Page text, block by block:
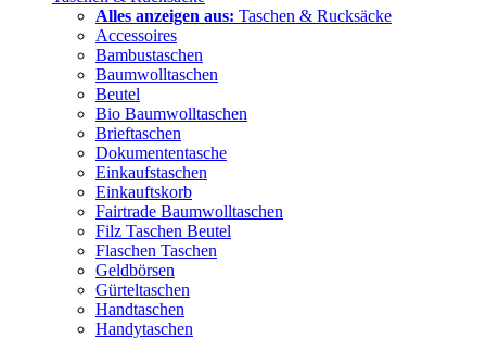
Alles anzeigen aus: Taschen & Rucksäcke
Accessoires
Bambustaschen
Baumwolltaschen
Beutel
Bio Baumwolltaschen
Brieftaschen
Dokumententasche
Einkaufstaschen
Einkauftskorb
Fairtrade Baumwolltaschen
Filz Taschen Beutel
Flaschen Taschen
Geldbörsen
Gürteltaschen
Handtaschen
Handytaschen